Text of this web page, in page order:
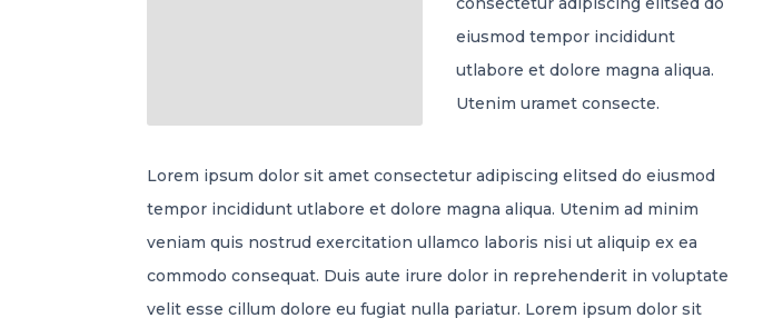
eiusmod tempor incididunt
utlabore et dolore magna aliqua.
Utenim uramet consecte.
Lorem ipsum dolor sit amet consectetur adipiscing elitsed do eiusmod
tempor incididunt utlabore et dolore magna aliqua. Utenim ad minim
veniam quis nostrud exercitation ullamco laboris nisi ut aliquip ex ea
commodo consequat. Duis aute irure dolor in reprehenderit in voluptate
velit esse cillum dolore eu fugiat nulla pariatur. Lorem ipsum dolor sit